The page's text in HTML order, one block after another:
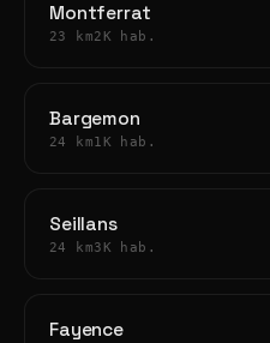
Montferrat
23 km2K hab.
Bargemon
24 km1K hab.
Seillans
24 km3K hab.
Fayence